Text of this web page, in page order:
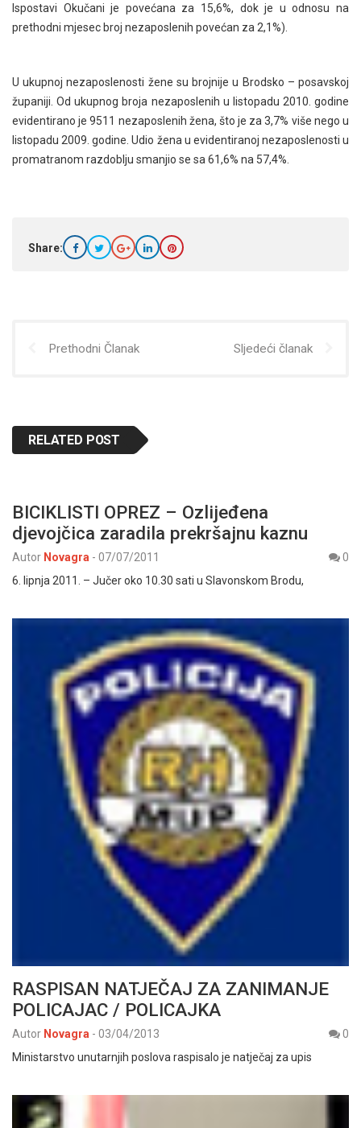
Ispostavi Okučani je povećana za 15,6%, dok je u odnosu na
prethodni mjesec broj nezaposlenih povećan za 2,1%).
U ukupnoj nezaposlenosti žene su brojnije u Brodsko – posavskoj
županiji. Od ukupnog broja nezaposlenih u listopadu 2010. godine
evidentirano je 9511 nezaposlenih žena, što je za 3,7% više nego u
listopadu 2009. godine. Udio žena u evidentiranoj nezaposlenosti u
promatranom razdoblju smanjio se sa 61,6% na 57,4%.
Share:
Prethodni Članak Sljedeći članak
RELATED POST
BICIKLISTI OPREZ – Ozlijeđena
djevojčica zaradila prekršajnu kaznu
Autor Novagra - 07/07/2011
0
6. lipnja 2011. – Jučer oko 10.30 sati u Slavonskom Brodu,
RASPISAN NATJEČAJ ZA ZANIMANJE
POLICAJAC / POLICAJKA
Autor Novagra - 03/04/2013
0
Ministarstvo unutarnjih poslova raspisalo je natječaj za upis